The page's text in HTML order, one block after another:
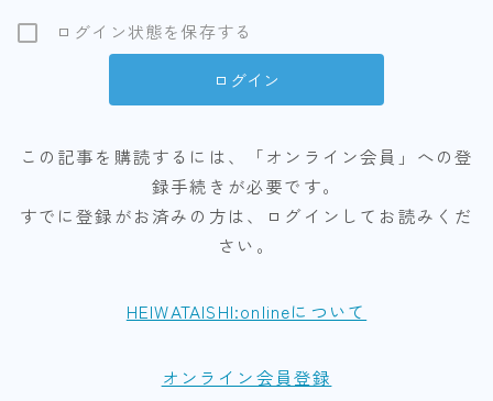
ログイン状態を保存する
この記事を購読するには、「オンライン会員」への登
録手続きが必要です。
すでに登録がお済みの方は、ログインしてお読みくだ
さい。
HEIWATAISHI:onlineについて
オンライン会員登録